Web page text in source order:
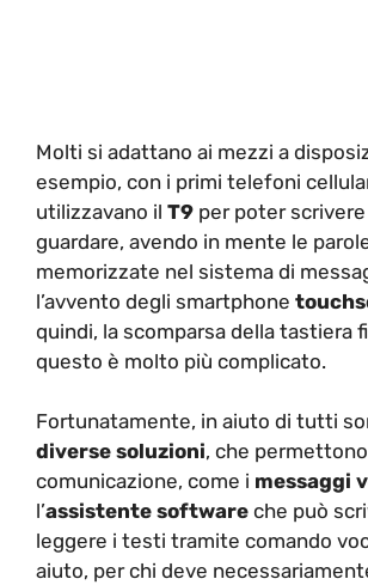
Molti si adattano ai mezzi a
esempio, con i primi telefoni
utilizzavano il T9 per poter
guardare, avendo in mente le
memorizzate nel sistema di
l’avvento degli smartphone
quindi, la scomparsa della tastiera
questo è molto più complicato.
Fortunatamente, in aiuto di tutti
diverse soluzioni, che
comunicazione, come i messaggi
l’assistente software che può
leggere i testi tramite comando
aiuto, per chi deve